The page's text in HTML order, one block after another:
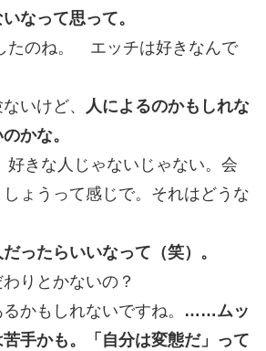
なって思って。
のね。 エッチは好きなんで
いけど、
人によるのかもしれな
かな。
きな人じゃないじゃない。会
ょうって感じで。それはどうな
ったらいいなって（笑）。
りとかないの？
かもしれないですね。 ……ムッ
手かも。「自分は変態だ」って